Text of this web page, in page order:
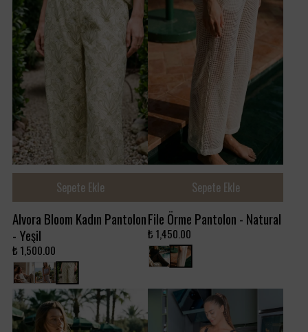
Sepete Ekle
Alvora Bloom Kadın Pantolon
- Yeşil
₺ 1,500.00
Sepete Ekle
File Örme Pantolon - Natural
₺ 1,450.00